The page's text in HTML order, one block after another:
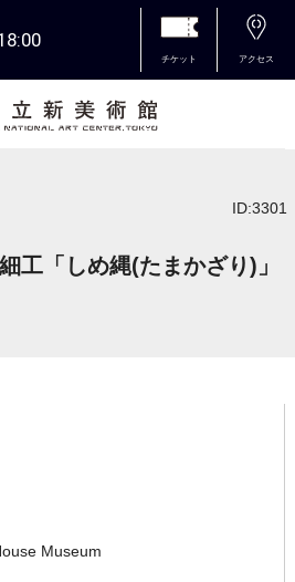
チケット アクセス
ID:3301
工「しめ縄(たまかざり)」
Museum